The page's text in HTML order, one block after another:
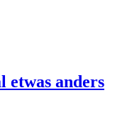
etwas anders